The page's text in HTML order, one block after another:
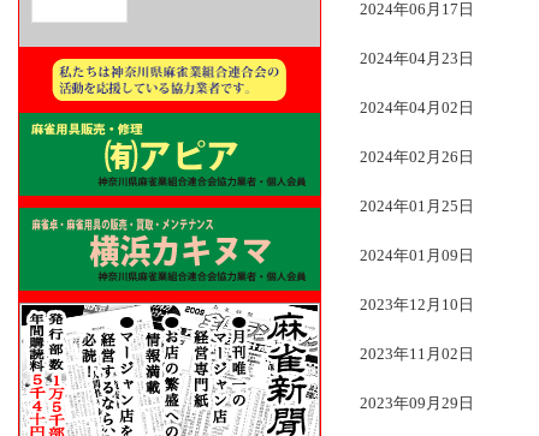
2024年06月17日
2024年04月23日
2024年04月02日
2024年02月26日
2024年01月25日
2024年01月09日
2023年12月10日
2023年11月02日
2023年09月29日